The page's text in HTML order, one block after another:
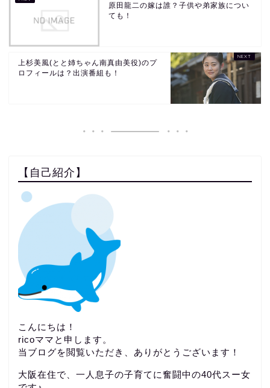
原田龍二の嫁は誰？子供や弟家族につい
ても！
上杉美風(とと姉ちゃん南真由美役)のプ
ロフィールは？出演番組も！
【自己紹介】
こんにちは！
ricoママと申します。
当ブログを閲覧いただき、ありがとうございます！
大阪在住で、一人息子の子育てに奮闘中の40代スー女